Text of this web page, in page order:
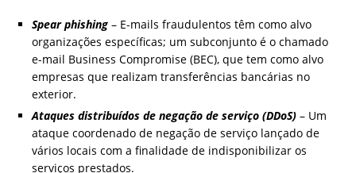
Spear phishing – E-mails fraudulentos têm como alvo
organizações específicas; um subconjunto é o chamado
e-mail Business Compromise (BEC), que tem como alvo
empresas que realizam transferências bancárias no
exterior.
Ataques distribuídos de negação de serviço (DDoS) – Um
ataque coordenado de negação de serviço lançado de
vários locais com a finalidade de indisponibilizar os
serviços prestados.